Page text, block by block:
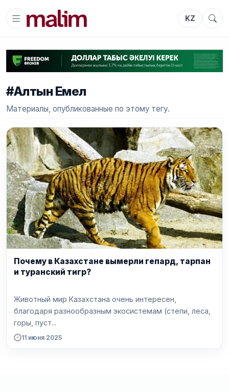
KZ
#Алтын Емел
Материалы, опубликованные по этому тегу.
Почему в Казахстане вымерли гепард, тарпан
и туранский тигр?
Животный мир Казахстана очень интересен,
благодаря разнообразным экосистемам (степи, леса,
горы, пуст...
11 июня 2025